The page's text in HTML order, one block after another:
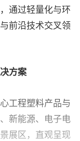
通过轻量化与环
前沿技术交叉领
方案
工程塑料产品与
新能源、电子电
展区，直观呈现